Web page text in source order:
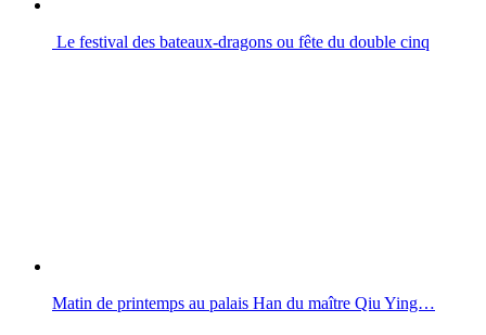
Le festival des bateaux-dragons ou fête du double cinq
Matin de printemps au palais Han du maître Qiu Ying…